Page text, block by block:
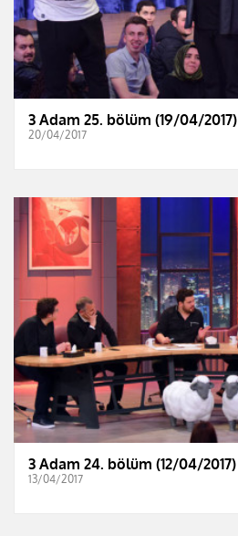
3 Adam 25. bölüm (19/04/2017)
20/04/2017
3 Adam 24. bölüm (12/04/2017)
13/04/2017